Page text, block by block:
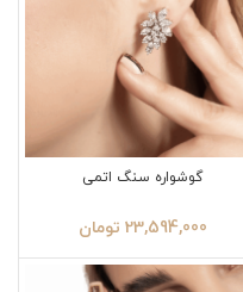
گوشواره سنگ اتمی
23,594,000 تومان